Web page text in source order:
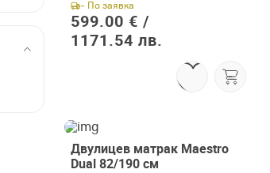
- По заявка
599.00 € /
1171.54 лв.
Двулицев матрак Maestro
Dual 82/190 см